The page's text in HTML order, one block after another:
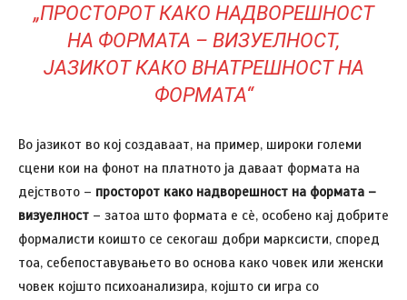
„ПРОСТОРОТ КАКО НАДВОРЕШНОСТ
НА ФОРМАТА – ВИЗУЕЛНОСТ,
ЈАЗИКОТ КАКО ВНАТРЕШНОСТ НА
ФОРМАТА“
Во јазикот во кој создаваат, на пример, широки големи
сцени кои на фонот на платното ја даваат формата на
дејството – просторот како надворешност на формата –
визуелност – затоа што формата е сè, особено кај добрите
формалисти коишто се секогаш добри марксисти, според
тоа, себепоставувањето во основа како човек или женски
човек којшто психоанализира, којшто си игра со